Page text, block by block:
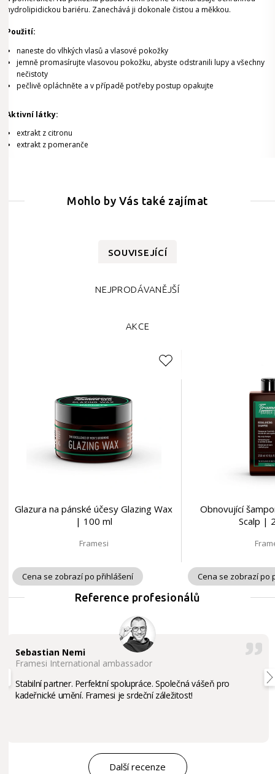
hydrolipidickou bariéru. Zanechává ji dokonale čistou a měkkou.
Použití:
naneste do vlhkých vlasů a vlasové pokožky
jemně promasírujte vlasovou pokožku, abyste odstranili lupy a všechny
nečistoty
pečlivě opláchněte a v případě potřeby postup opakujte
Aktivní látky:
extrakt z citronu
extrakt z pomeranče
Mohlo by Vás také zajímat
SOUVISEJÍCÍ
NEJPRODÁVANĚJŠÍ
AKCE
Glazura na pánské účesy Glazing Wax
| 100 ml
Framesi
Cena se zobrazí po přihlášení
Obnovující
Scalp |
Cena se zobrazí po
Reference profesionálů
Sebastian Nemi
Framesi International ambassador
Stabilní partner. Perfektní spolupráce. Společná vášeň pro
kadeřnické umění. Framesi je srdeční záležitost!
Další recenze